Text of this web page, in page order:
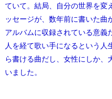
ていて。結局、自分の世界を変
ッセージが、数年前に書いた曲
アルバムに収録されている意義
人を経て歌い手になるという
ら書ける曲だし、女性にしか、
いました。